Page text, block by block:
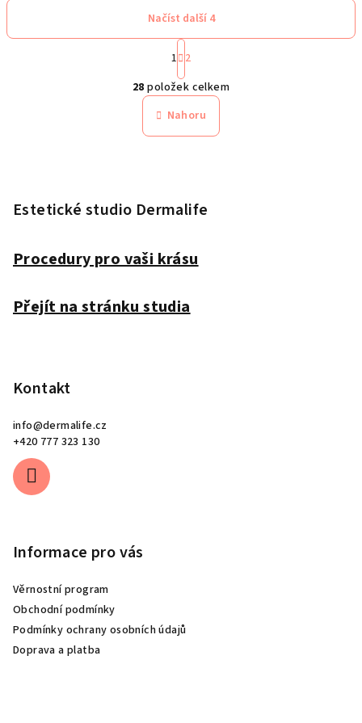
O
v
l
á
í
v
y
v
Načíst další 4
S
t
r
á
n
k
o
1 2
28 položek celkem
Nahoru
Estetické studio Dermalife
Procedury pro vaši krásu
Přejít na stránku studia
Kontakt
info@dermalife.cz
+420 777 323 130
Informace pro vás
Věrnostní program
Obchodní podmínky
Podmínky ochrany osobních údajů
Doprava a platba